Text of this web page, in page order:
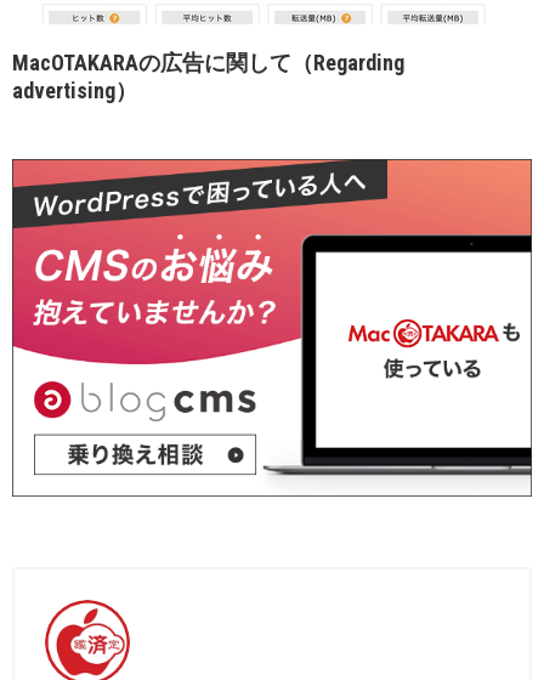
MacOTAKARAの広告に関して（Regarding
advertising）